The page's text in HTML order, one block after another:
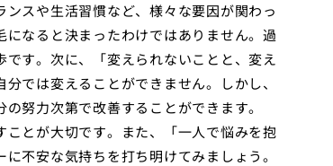
スや生活習慣など、様々な要因が関わっ
なると決まったわけではありません。過
す。次に、「変えられないことと、変え
では変えることができません。しかし、
努力次第で改善することができます。
ことが大切です。また、「一人で悩みを抱
不安な気持ちを打ち明けてみましょう。